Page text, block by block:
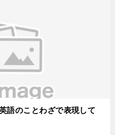
語のことわざで表現して